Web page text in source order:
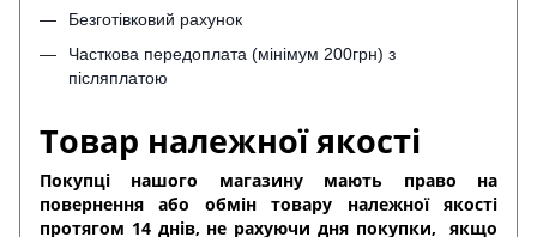
Безготівковий рахунок
Часткова передоплата (мінімум 200грн) з
післяплатою
Товар належної якості
Покупці нашого магазину мають право на
повернення або обмін товару належної якості
протягом 14 днів, не рахуючи дня покупки,
якщо